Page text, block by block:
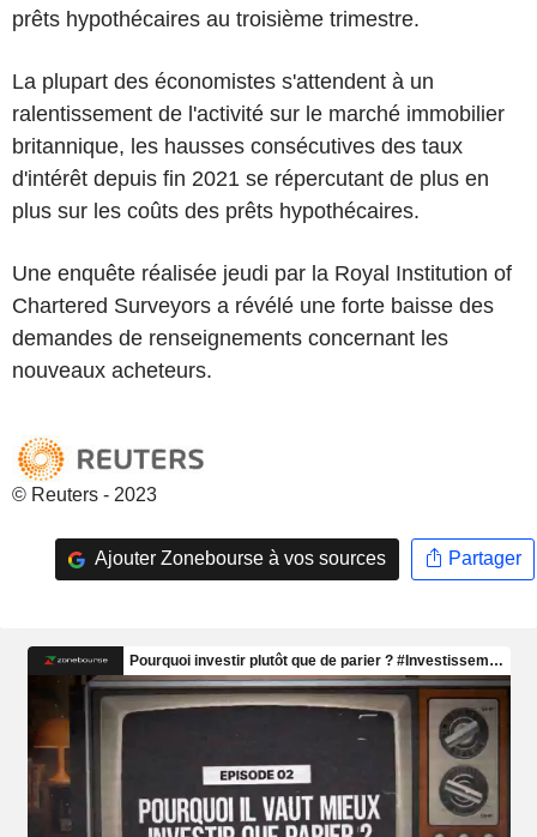
prêts hypothécaires au troisième trimestre.
La plupart des économistes s'attendent à un
ralentissement de l'activité sur le marché immobilier
britannique, les hausses consécutives des taux
d'intérêt depuis fin 2021 se répercutant de plus en
plus sur les coûts des prêts hypothécaires.
Une enquête réalisée jeudi par la Royal Institution of
Chartered Surveyors a révélé une forte baisse des
demandes de renseignements concernant les
nouveaux acheteurs.
© Reuters - 2023
Ajouter Zonebourse à vos sources Partager